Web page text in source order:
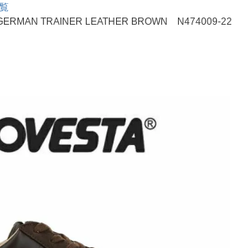
TRAINER LEATHER BROWN N474009-22